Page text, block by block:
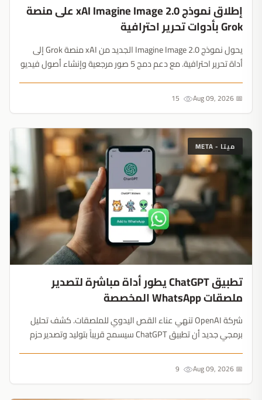
إطلاق نموذج xAI Imagine Image 2.0 على منصة
Grok بأدوات تحرير احترافية
يحول نموذج Imagine Image 2.0 الجديد من xAI منصة Grok إلى
أداة تحرير احترافية. مع دعم دمج 5 صور مرجعية وإنشاء أصول فيديو
📅 Aug 09, 2026
ميتا - META
تطبيق ChatGPT يطور أداة مباشرة لتصدير
ملصقات WhatsApp المخصصة
شركة OpenAI تنهي عناء القص اليدوي للملصقات. كشف تحليل
برمجي جديد أن تطبيق ChatGPT سيسمح قريباً بتوليد وتصدير حزم
أدنى ذكي يبلغ ثلاثة ملصقات....📅 Aug 09, 2026